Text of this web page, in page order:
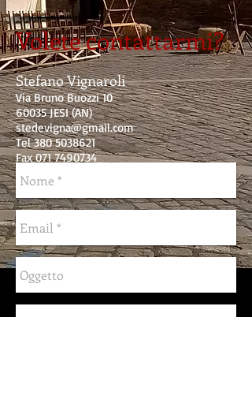
Volete contattarmi?
Stefano Vignaroli
Via Bruno Buozzi 10
60035 JESI (AN)
stedevigna@gmail.com
Tel380 5038621
Fax 071 7490734